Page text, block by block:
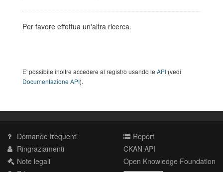
Per favore effettua un'altra ricerca.
E' possibile inoltre accedere al registro usando le API (vedi
Documentazione API).
Domande frequenti
Ringraziamenti
Note legali
Report
CKAN API
Open Knowledge Foundation